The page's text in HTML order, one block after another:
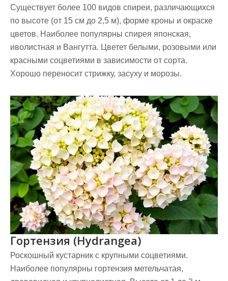
Существует более 100 видов спиреи, различающихся
по высоте (от 15 см до 2,5 м), форме кроны и окраске
цветов. Наиболее популярны спирея японская,
иволистная и Вангутта. Цветет белыми, розовыми или
красными соцветиями в зависимости от сорта.
Хорошо переносит стрижку, засуху и морозы.
Гортензия (Hydrangea)
Роскошный кустарник с крупными соцветиями.
Наиболее популярны гортензия метельчатая,